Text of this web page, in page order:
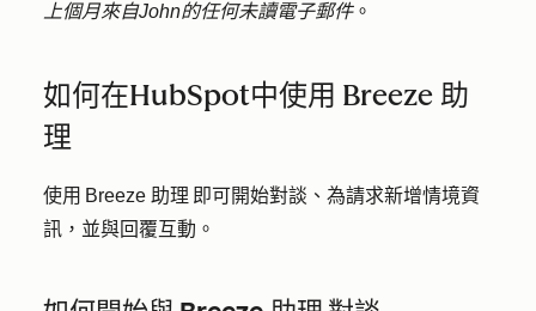
上個月來自John的任何未讀電子郵件。
如何在HubSpot中使用 Breeze 助
理
使用 Breeze 助理 即可開始對談、為請求新增情境資
訊，並與回覆互動。